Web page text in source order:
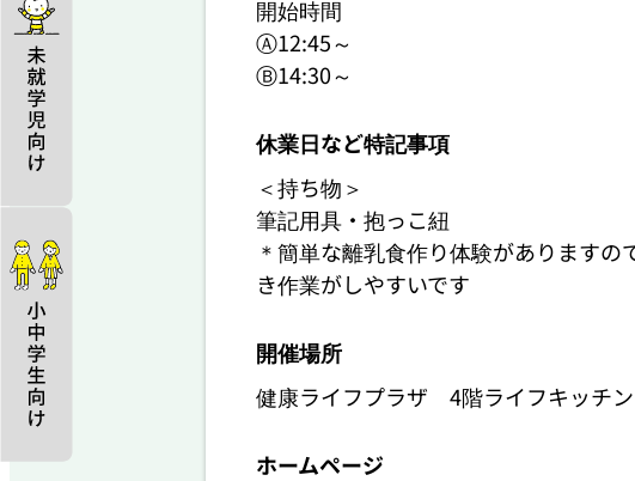
開始時間
Ⓐ12:45～
Ⓑ14:30～
休業日など特記事項
＜持ち物＞
筆記用具・抱っこ紐
＊簡単な離乳食作り体験があります
き作業がしやすいです
開催場所
健康ライフプラザ 4階ライフキッチン
ホームページ